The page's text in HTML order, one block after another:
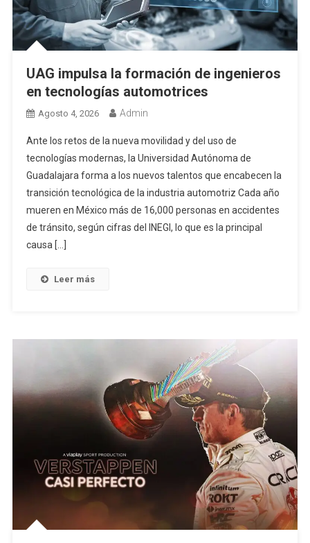
UAG impulsa la formación de ingenieros
en tecnologías automotrices
Agosto 4, 2026 Admin
Ante los retos de la nueva movilidad y del uso de
tecnologías modernas, la Universidad Autónoma de
Guadalajara forma a los nuevos talentos que encabecen la
transición tecnológica de la industria automotriz Cada año
mueren en México más de 16,000 personas en accidentes
de tránsito, según cifras del INEGI, lo que es la principal
causa […]
Leer más